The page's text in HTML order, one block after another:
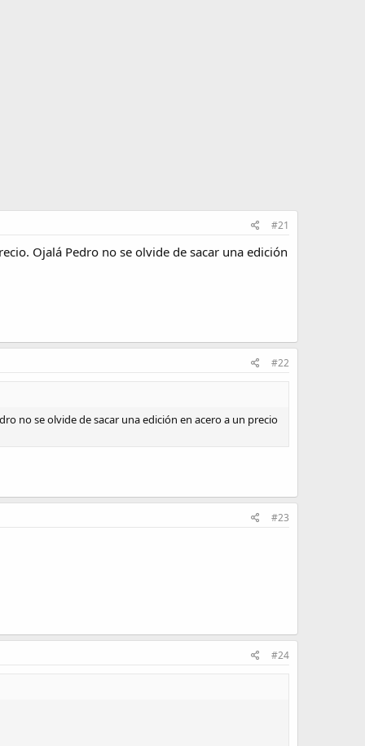
#21
Ojalá Pedro no se olvide de sacar una edición
#22
no se olvide de sacar una edición en acero a un precio
#23
#24